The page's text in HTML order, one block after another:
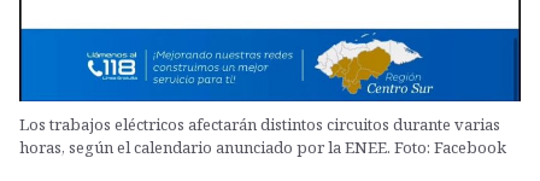
Los trabajos eléctricos afectarán distintos circuitos durante varias
horas, según el calendario anunciado por la ENEE. Foto: Facebook